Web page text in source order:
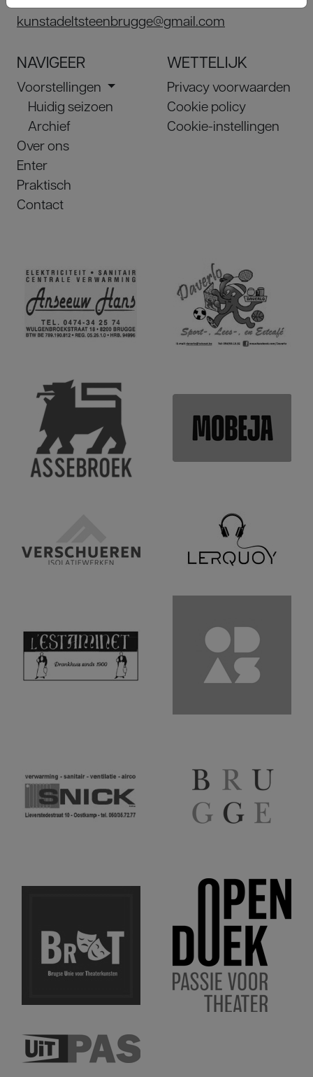
kunstadeltsteenbrugge@gmail.com
NAVIGEER
Voorstellingen
Huidig seizoen
Archief
Over ons
Enter
Praktisch
Contact
WETTELIJK
Privacy voorwaarden
Cookie policy
Cookie-instellingen